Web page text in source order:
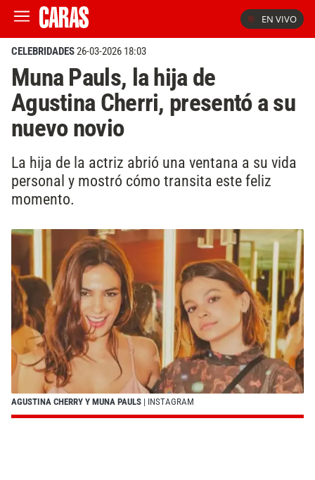
EN VIVO
CELEBRIDADES26-03-2026 18:03
Muna Pauls, la hija de
Agustina Cherri, presentó a su
nuevo novio
La hija de la actriz abrió una ventana a su vida
personal y mostró cómo transita este feliz
momento.
AGUSTINA CHERRY Y MUNA PAULS | INSTAGRAM